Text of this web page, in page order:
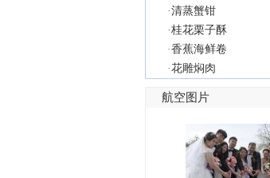
·清蒸蟹钳
·桂花栗子酥
·香蕉海鲜卷
·花雕焖肉
航空图片